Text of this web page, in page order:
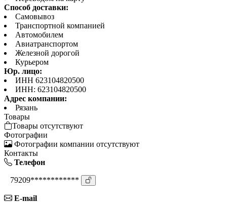
Способ доставки:
Самовывоз
Транспортной компанией
Автомобилем
Авиатранспортом
Железной дорогой
Курьером
Юр. лицо:
ИНН 623104820500
ИНН: 623104820500
Адрес компании:
Рязань
Товары
Товары отсутствуют
Фотографии
Фотографии компании отсутствуют
Контакты
Телефон
79209************
E-mail